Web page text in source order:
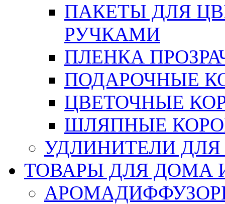
ПАКЕТЫ ДЛЯ
РУЧКАМИ
ПЛЕНКА
ПОДАРОЧНЫЕ
ЦВЕТОЧНЫЕ
ШЛЯПНЫЕ
УДЛИНИТЕЛИ
ТОВАРЫ ДЛЯ ДОМА